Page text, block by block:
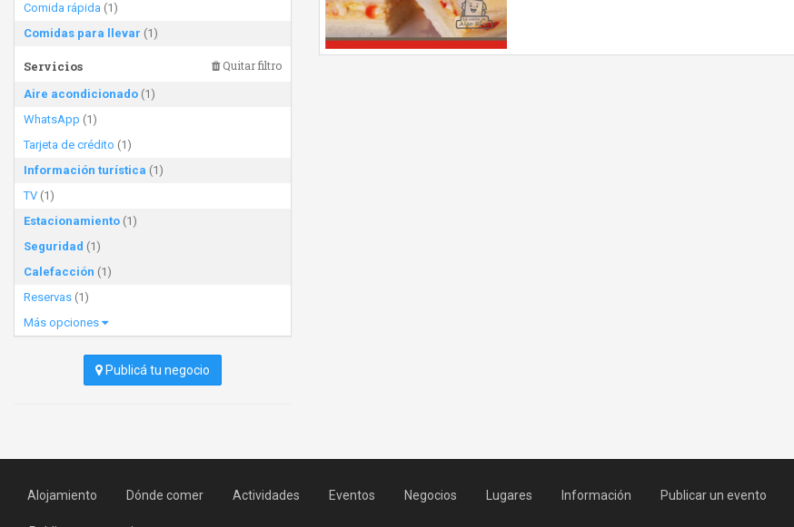
Comida rápida (1)
Comidas para llevar (1)
Servicios Quitar filtro
Aire acondicionado (1)
WhatsApp (1)
Tarjeta de crédito (1)
Información turística (1)
TV (1)
Estacionamiento (1)
Seguridad (1)
Calefacción (1)
Reservas (1)
Más opciones
Publicá tu negocio
Alojamiento Dónde comer Actividades Eventos Negocios Lugares Información Publicar un evento